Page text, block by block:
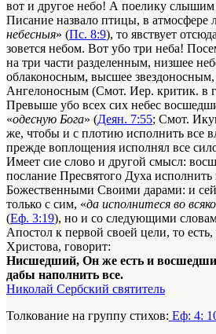
вот и другое небо! А поелику
Писание назвало птицы, в атмосфере
небесныя» (Пс. 8:9), то явствует
зовется небом. Вот убо три неба!
на три части разделенным, низшее
облаконосным, высшее
Ангелоносным (Смот. Иер. критик. в
Превыше убо всех сих небес
«одесную Бога» (Деян. 7:55; Смот.
же, чтобы и с плотию исполнить все
прежде воплощения исполнял все
Имеет сие слово и другой смысл:
послание Пресвятого Духа
Божественными Своими дарами: и сей
только с сим, «да исполнитеся во
(Еф. 3:19), но и со следующими
Апостол к первой своей цели, то
Христова, говорит:
Нисшедший, Он же есть и
дабы наполнить все.
Николай Сербский святитель
Толкование на группу стихов: Еф: 4: